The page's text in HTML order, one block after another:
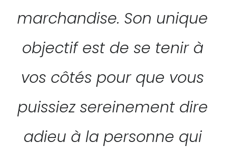
marchandise. Son unique
objectif est de se tenir à
vos côtés pour que vous
puissiez sereinement dire
adieu à la personne qui